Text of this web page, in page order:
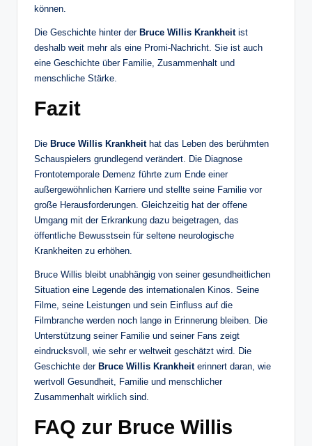
können.
Die Geschichte hinter der Bruce Willis Krankheitist
deshalb weit mehr als eine Promi-Nachricht. Sie ist auch
eine Geschichte über Familie, Zusammenhalt und
menschliche Stärke.
Fazit
Die Bruce Willis Krankheithat das Leben des berühmten
Schauspielers grundlegend verändert. Die Diagnose
Frontotemporale Demenz führte zum Ende einer
außergewöhnlichen Karriere und stellte seine Familie vor
große Herausforderungen. Gleichzeitig hat der offene
Umgang mit der Erkrankung dazu beigetragen, das
öffentliche Bewusstsein für seltene neurologische
Krankheiten zu erhöhen.
Bruce Willis bleibt unabhängig von seiner gesundheitlichen
Situation eine Legende des internationalen Kinos. Seine
Filme, seine Leistungen und sein Einfluss auf die
Filmbranche werden noch lange in Erinnerung bleiben. Die
Unterstützung seiner Familie und seiner Fans zeigt
eindrucksvoll, wie sehr er weltweit geschätzt wird. Die
Geschichte der Bruce Willis Krankheiterinnert daran, wie
wertvoll Gesundheit, Familie und menschlicher
Zusammenhalt wirklich sind.
FAQ zur Bruce Willis